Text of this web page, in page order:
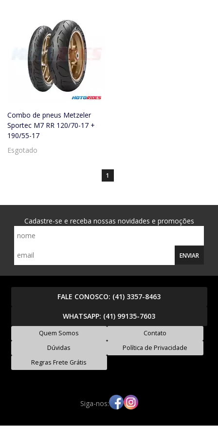
Combo de pneus Metzeler
Sportec M7 RR 120/70-17 +
190/55-17
Esgotado
1
Cadastre-se e receba nossas novidades e promoções
ENVIAR
FALE CONOSCO: (41) 3357-8463
WHATSAPP: (41) 99135-7603
Quem Somos
Contato
Dúvidas
Política de Privacidade
Regras Frete Grátis
Siga-nos: